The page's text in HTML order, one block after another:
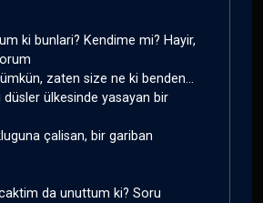
ki bunlari? Kendime mi? Hayir,
zaten size ne ki benden...
düsler ülkesinde yasayan bir
çalisan, bir gariban
da unuttum ki? Soru